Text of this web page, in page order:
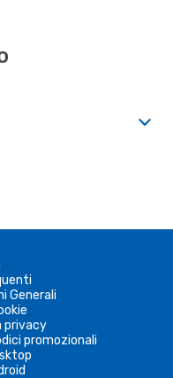
Generali
privacy
promozionali